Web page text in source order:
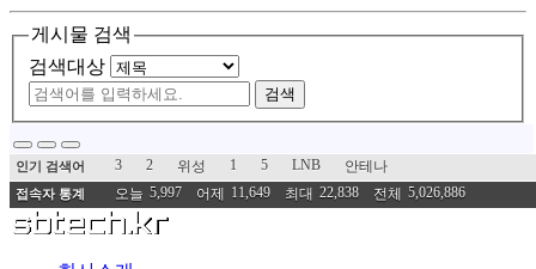
게시물 검색
검색대상
검색
인기 검색어 3 2 위성 1 5 LNB 안테나
접속자 통계 오늘 5,997 어제 11,649 최대 22,838 전체 5,026,886